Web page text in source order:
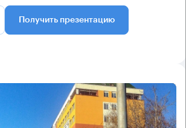
Получить презентацию